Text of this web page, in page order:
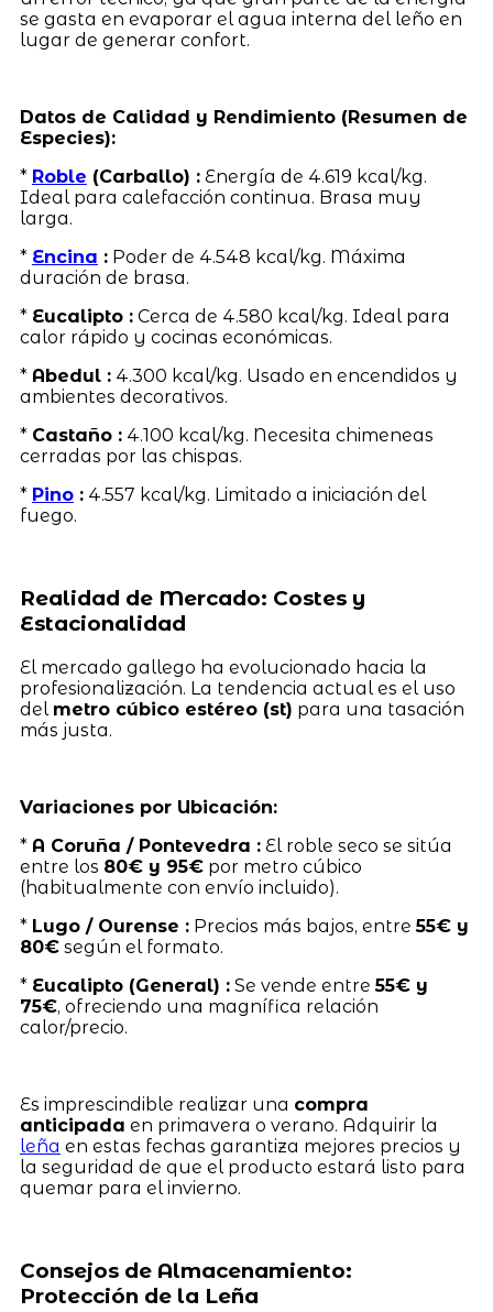
se gasta en evaporar el agua interna del leño en
lugar de generar confort.
Datos de Calidad y Rendimiento (Resumen de
Especies):
* Roble (Carballo) :Energía de 4.619 kcal/kg.
Ideal para calefacción continua. Brasa muy
larga.
* Encina :Poder de 4.548 kcal/kg. Máxima
duración de brasa.
* Eucalipto :Cerca de 4.580 kcal/kg. Ideal para
calor rápido y cocinas económicas.
* Abedul :4.300 kcal/kg. Usado en encendidos y
ambientes decorativos.
* Castaño :4.100 kcal/kg. Necesita chimeneas
cerradas por las chispas.
* Pino:4.557 kcal/kg. Limitado a iniciación del
fuego.
Realidad de Mercado: Costes y
Estacionalidad
El mercado gallego ha evolucionado hacia la
profesionalización. La tendencia actual es el uso
del metro cúbico estéreo (st) para una tasación
más justa.
Variaciones por Ubicación:
* A Coruña / Pontevedra :El roble seco se sitúa
entre los 80€ y 95€por metro cúbico
(habitualmente con envío incluido).
* Lugo / Ourense :Precios más bajos, entre55€ y
80€según el formato.
* Eucalipto (General) :Se vende entre55€ y
75€, ofreciendo una magnífica relación
calor/precio.
Es imprescindible realizar una compra
anticipada en primavera o verano. Adquirir la
leña en estas fechas garantiza mejores precios y
la seguridad de que el producto estará listo para
quemar para el invierno.
Consejos de Almacenamiento:
Protección de la Leña